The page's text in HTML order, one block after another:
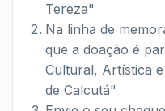
Tereza"
Na linha de
que a doação é
Cultural, Artística
de Calcutá"